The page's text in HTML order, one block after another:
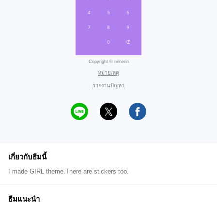
Copyright © nenerin
หมายเหตุ
รายงานปัญหา
เกี่ยวกับธีมนี้
I made GIRL theme.There are stickers too.
ธีมแนะนำ